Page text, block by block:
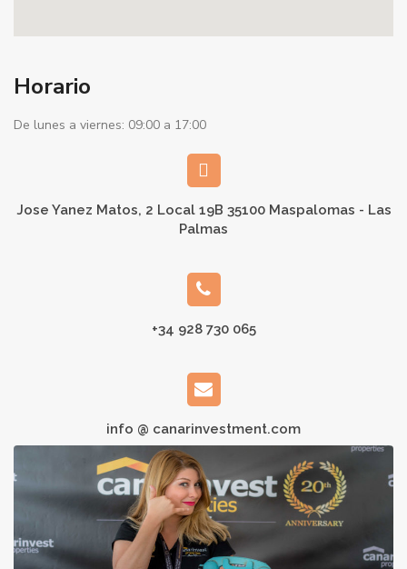
Horario
De lunes a viernes: 09:00 a 17:00
Jose Yanez Matos, 2 Local 19B 35100 Maspalomas - Las
Palmas
+34 928 730 065
info @ canarinvestment.com